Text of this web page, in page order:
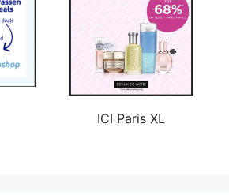
ICI Paris XL